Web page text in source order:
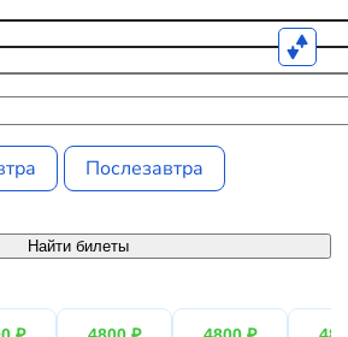
Послезавтра
Найти билеты